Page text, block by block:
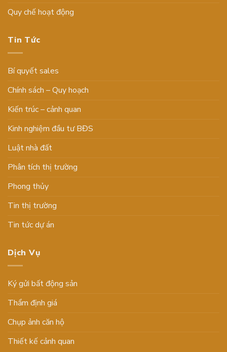
Quy chế hoạt động
Tin Tức
Bí quyết sales
Chính sách – Quy hoạch
Kiến trúc – cảnh quan
Kinh nghiệm đầu tư BĐS
Luật nhà đất
Phân tích thị trường
Phong thủy
Tin thị trường
Tin tức dự án
Dịch Vụ
Ký gửi bất động sản
Thẩm định giá
Chụp ảnh căn hộ
Thiết kế cảnh quan